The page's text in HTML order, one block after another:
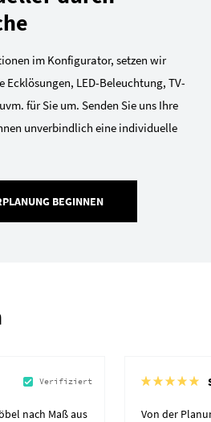
im Konfigurator, setzen wir
LED-Beleuchtung, TV-
für Sie um. Senden Sie uns Ihre
unverbindlich eine individuelle
BEGINNEN
Verifiziert
nach Maß aus
Von der